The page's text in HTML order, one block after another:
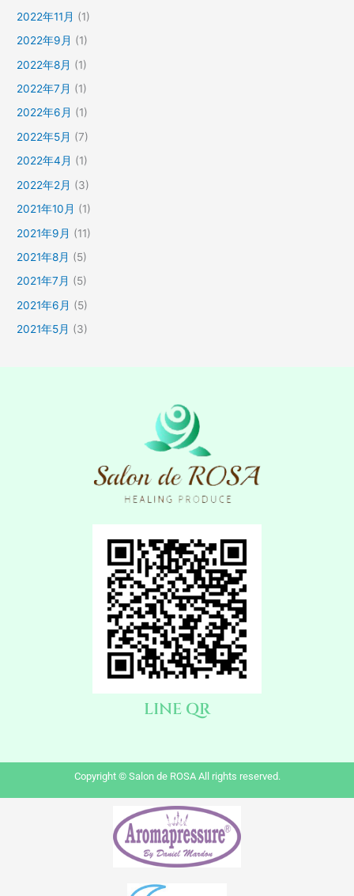
2022年11月 (1)
2022年9月 (1)
2022年8月 (1)
2022年7月 (1)
2022年6月 (1)
2022年5月 (7)
2022年4月 (1)
2022年2月 (3)
2021年10月 (1)
2021年9月 (11)
2021年8月 (5)
2021年7月 (5)
2021年6月 (5)
2021年5月 (3)
LINE QR
Copyright © Salon de ROSA All rights reserved.